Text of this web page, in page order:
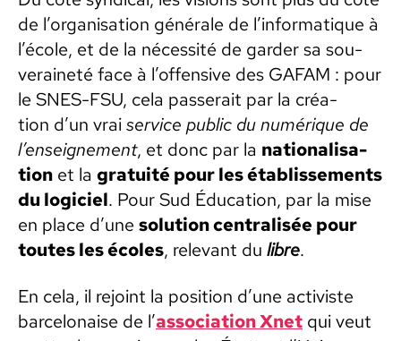
de l’or­gan­i­sa­tion générale de l’in­for­ma­tique à
l’é­cole, et de la néces­sité de garder sa sou­
veraineté face à l’of­fen­sive des GAFAM : pour
le SNES-FSU, cela passerait par la créa­
tion d’un vraiser­vice pub­lic du numérique de
l’enseignement, et donc par la nation­al­i­sa­
tion et la gra­tu­ité pour les étab­lisse­ments
du logi­ciel. Pour Sud Édu­ca­tion, par la mise
en place d’une solu­tion cen­tral­isée pour
toutes les écoles, rel­e­vant du libre.
En cela, il rejoint la posi­tion d’une activiste
barcelon­aise de l’asso­ci­a­tion Xnet qui veut